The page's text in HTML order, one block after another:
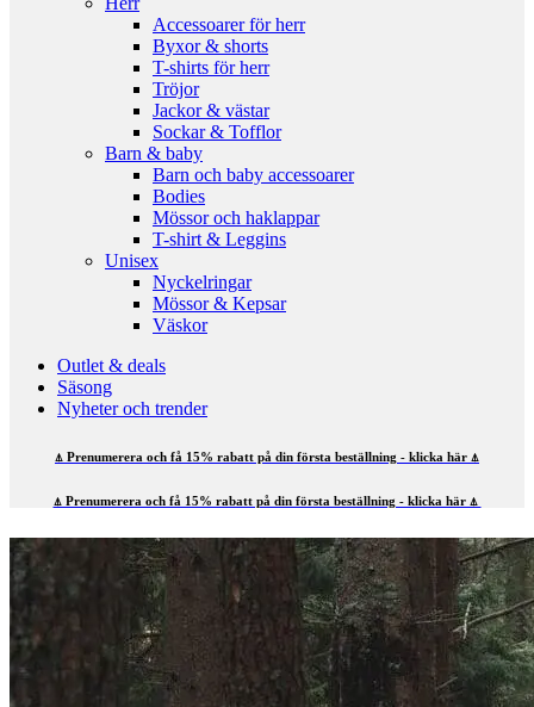
Accessoarer för herr
Byxor & shorts
T-shirts för herr
Tröjor
Jackor & västar
Sockar & Tofflor
Barn & baby
Barn och baby accessoarer
Bodies
Mössor och haklappar
T-shirt & Leggins
Unisex
Nyckelringar
Mössor & Kepsar
Väskor
Outlet & deals
Säsong
Nyheter och trender
⍋ Prenumerera och få 15% rabatt på din första beställning - klicka här ⍋
⍋ Prenumerera och få 15% rabatt på din första beställning - klicka här ⍋